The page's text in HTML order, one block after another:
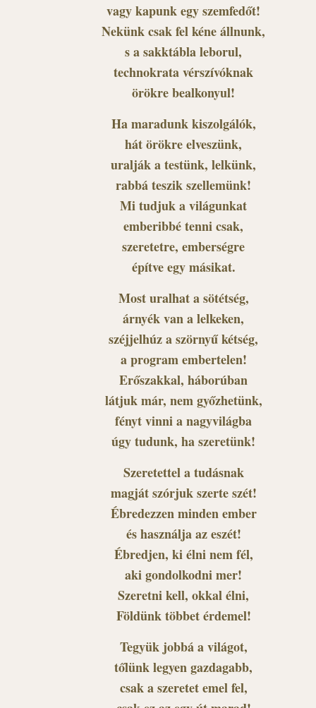
vagy kapunk egy szemfedőt!
Nekünk csak fel kéne állnunk,
s a sakktábla leborul,
technokrata vérszívóknak
örökre bealkonyul!
Ha maradunk kiszolgálók,
hát örökre elveszünk,
uralják a testünk, lelkünk,
rabbá teszik szellemünk!
Mi tudjuk a világunkat
emberibbé tenni csak,
szeretetre, emberségre
építve egy másikat.
Most uralhat a sötétség,
árnyék van a lelkeken,
széjjelhúz a szörnyű kétség,
a program embertelen!
Erőszakkal, háborúban
látjuk már, nem győzhetünk,
fényt vinni a nagyvilágba
úgy tudunk, ha szeretünk!
Szeretettel a tudásnak
magját szórjuk szerte szét!
Ébredezzen minden ember
és használja az eszét!
Ébredjen, ki élni nem fél,
aki gondolkodni mer!
Szeretni kell, okkal élni,
Földünk többet érdemel!
Tegyük jobbá a világot,
tőlünk legyen gazdagabb,
csak a szeretet emel fel,